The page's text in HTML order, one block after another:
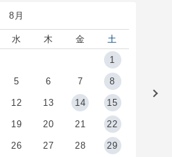
8月
水 木 金
土
1
5 6 7 8
12 13 14 15
19 20 21 22
26 27 28 29